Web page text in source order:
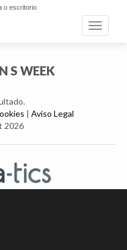
o escritorio
Toggle
S WEEK
| Aviso Legal
2026